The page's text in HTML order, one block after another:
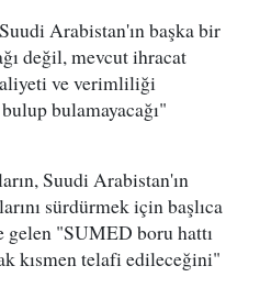
Arabistan'ın başka bir
değil, mevcut ihracat
ve verimliliği
bulamayacağı"
Suudi Arabistan'ın
sürdürmek için başlıca
"SUMED boru hattı
kısmen telafi edileceğini"